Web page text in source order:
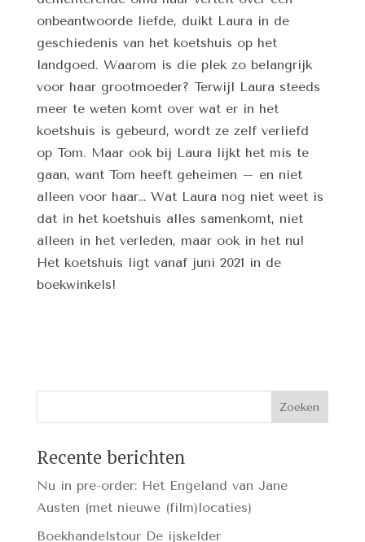
onbeantwoorde liefde, duikt Laura in de
geschiedenis van het koetshuis op het
landgoed. Waarom is die plek zo belangrijk
voor haar grootmoeder? Terwijl Laura steeds
meer te weten komt over wat er in het
koetshuis is gebeurd, wordt ze zelf verliefd
op Tom. Maar ook bij Laura lijkt het mis te
gaan, want Tom heeft geheimen – en niet
alleen voor haar… Wat Laura nog niet weet is
dat in het koetshuis alles samenkomt, niet
alleen in het verleden, maar ook in het nu!
Het koetshuis ligt vanaf juni 2021 in de
boekwinkels!
Recente berichten
Nu in pre-order: Het Engeland van Jane
Austen (met nieuwe (film)locaties)
Boekhandelstour De ijskelder